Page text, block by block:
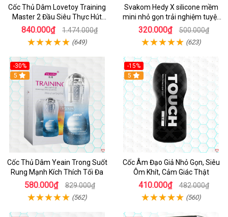
Cốc Thủ Dâm Lovetoy Training
Master 2 Đầu Siêu Thực Hút
Mạnh
840.000₫ 1.474.000₫
(649)
Svakom Hedy X silicone mềm
mini nhỏ gọn trải nghiệm tuyệt
vời
320.000₫ 500.000₫
(623)
-30%
Hot
5
Cốc Thủ Dâm Yeain Trong Suốt
Rung Mạnh Kích Thích Tối Đa
580.000₫ 829.000₫
(562)
-15%
5
Cốc Âm Đạo Giả Nhỏ Gọn, Siêu
Ôm Khít, Cảm Giác Thật
410.000₫ 482.000₫
(560)